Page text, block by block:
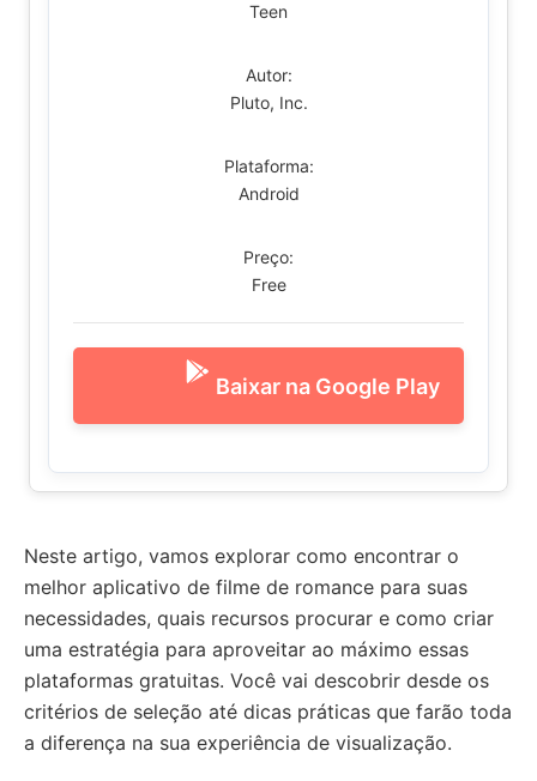
Teen
Autor:
Pluto, Inc.
Plataforma:
Android
Preço:
Free
Baixar na Google Play
Neste artigo, vamos explorar como encontrar o
melhor aplicativo de filme de romance para suas
necessidades, quais recursos procurar e como criar
uma estratégia para aproveitar ao máximo essas
plataformas gratuitas. Você vai descobrir desde os
critérios de seleção até dicas práticas que farão toda
a diferença na sua experiência de visualização.